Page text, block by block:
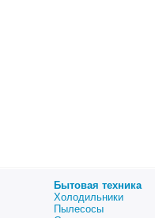
Бытовая техника
Холодильники
Пылесосы